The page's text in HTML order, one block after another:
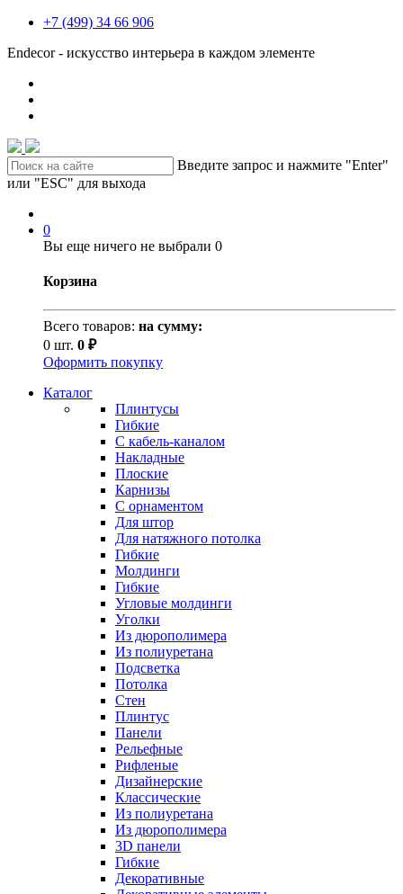
+7 (499) 34 66 906
Endecor - искусство интерьера в каждом элементе
Введите запрос и нажмите "Enter"
или "ESC" для выхода
0
Вы еще ничего не выбрали 0
Корзина
Всего товаров: на сумму:
0 шт. 0 ₽
Оформить покупку
Каталог
Плинтусы
Гибкие
C кабель-каналом
Накладные
Плоские
Карнизы
С орнаментом
Для штор
Для натяжного потолка
Гибкие
Молдинги
Гибкие
Угловые молдинги
Уголки
Из дюрополимера
Из полиуретана
Подсветка
Потолка
Стен
Плинтус
Панели
Рельефные
Рифленые
Дизайнерские
Классические
Из полиуретана
Из дюрополимера
3D панели
Гибкие
Декоративные